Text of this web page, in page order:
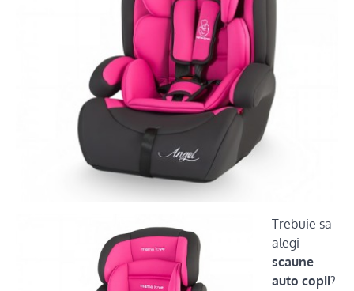
Trebuie sa
alegi
scaune
auto copii?